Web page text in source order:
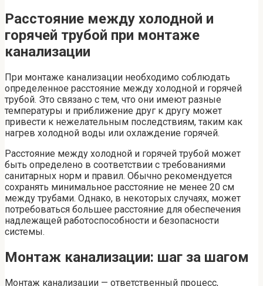
Расстояние между холодной и
горячей трубой при монтаже
канализации
При монтаже канализации необходимо соблюдать
определенное расстояние между холодной и горячей
трубой. Это связано с тем, что они имеют разные
температуры и приближение друг к другу может
привести к нежелательным последствиям, таким как
нагрев холодной воды или охлаждение горячей.
Расстояние между холодной и горячей трубой может
быть определено в соответствии с требованиями
санитарных норм и правил. Обычно рекомендуется
сохранять минимальное расстояние не менее 20 см
между трубами. Однако, в некоторых случаях, может
потребоваться большее расстояние для обеспечения
надлежащей работоспособности и безопасности
системы.
Монтаж канализации: шаг за шагом
Монтаж канализации — ответственный процесс,